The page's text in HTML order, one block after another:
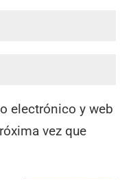
electrónico y web
vez que